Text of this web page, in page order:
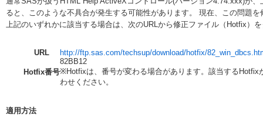
ると、このような不具合が発生する可能性があります。 現在、この問題
上記のいずれかに該当する場合は、次のURLから修正ファイル（Hotfix）
URL http://ftp.sas.com/techsup/download/hotfix/
Hotfix番号
82BB12
※Hotfixは、番号が変わる場合があります。該当する
わせください。
適用方法